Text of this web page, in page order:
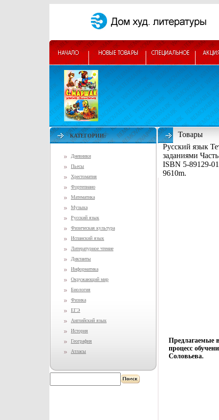
КАТЕГОРИИ:
Дневники
Пьесы
Хрестоматия
Фортепиано
Математика
Музыка
Русский язык
Физическая культура
Испанский язык
Литературное чтение
Диктанты
Информатика
Окружающий мир
Биология
Физика
ЕГЭ
Английский язык
История
География
Атласы
Товары
Русский язык
заданиями
ISBN 5-89129-
9610m.
Предлагаемые
процесс
Соловьева.